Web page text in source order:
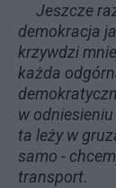
Jeszcze
demokracja
krzywdzi
każda
w
ta leży w
samo -
transport.